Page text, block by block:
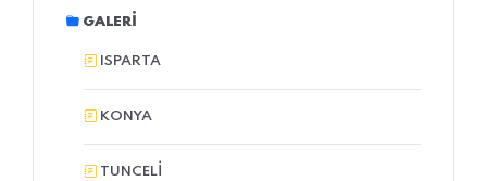
GALERI
ISPARTA
KONYA
TUNCELI